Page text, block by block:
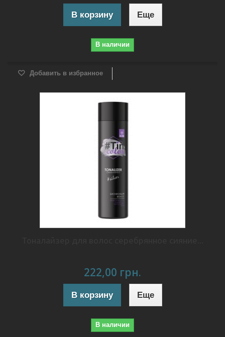
В корзину Еще
В наличии
Добавить в избранное
222,00 грн.
В корзину Еще
В наличии